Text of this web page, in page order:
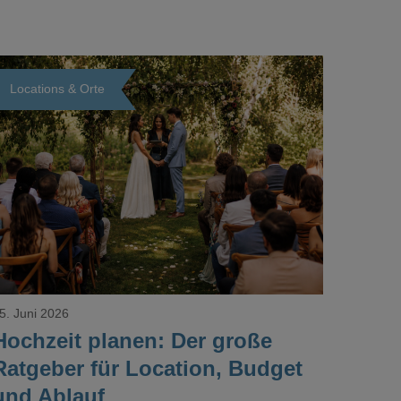
Locations & Orte
planen: Der große
für Location, Budget
Ablauf
Juni 2026